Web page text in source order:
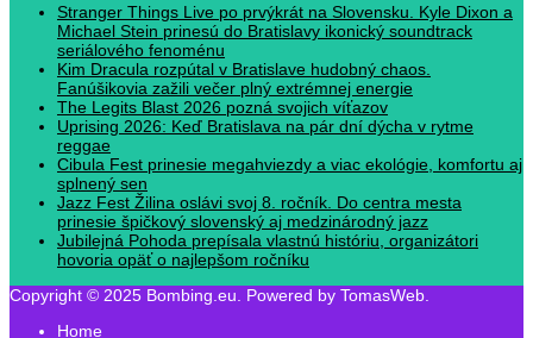
Stranger Things Live po prvýkrát na Slovensku. Kyle Dixon a
Michael Stein prinesú do Bratislavy ikonický soundtrack
seriálového fenoménu
Kim Dracula rozpútal v Bratislave hudobný chaos.
Fanúšikovia zažili večer plný extrémnej energie
The Legits Blast 2026 pozná svojich víťazov
Uprising 2026: Keď Bratislava na pár dní dýcha v rytme
reggae
Cibula Fest prinesie megahviezdy a viac ekológie, komfortu aj
splnený sen
Jazz Fest Žilina oslávi svoj 8. ročník. Do centra mesta
prinesie špičkový slovenský aj medzinárodný jazz
Jubilejná Pohoda prepísala vlastnú históriu, organizátori
hovoria opäť o najlepšom ročníku
Copyright © 2025 Bombing.eu. Powered by TomasWeb.
Home